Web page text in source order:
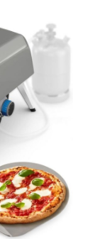
facile et
INCLUS :
en